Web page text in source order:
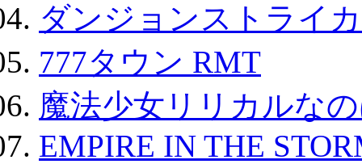
ダンジョンストライ
777タウン RMT
魔法少女リリカルな
EMPIRE IN THE